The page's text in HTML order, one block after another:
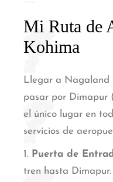
Mi Ruta de
Kohima
Llegar a Nagaland
pasar por Dimapur
el único lugar en
servicios de
Puerta de
tren hasta Dimapur.